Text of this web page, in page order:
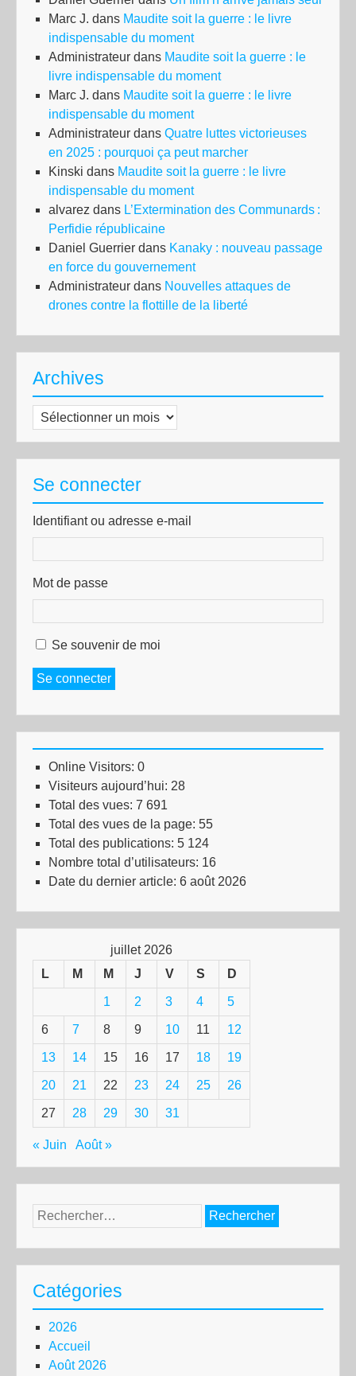
Marc J. dans Maudite soit la guerre : le livre
indispensable du moment
Administrateur dans Maudite soit la guerre : le
livre indispensable du moment
Marc J. dans Maudite soit la guerre : le livre
indispensable du moment
Administrateur dans Quatre luttes victorieuses
en 2025 : pourquoi ça peut marcher
Kinski dans Maudite soit la guerre : le livre
indispensable du moment
alvarez dans L’Extermination des Communards :
Perfidie républicaine
Daniel Guerrier dans Kanaky : nouveau passage
en force du gouvernement
Administrateur dans Nouvelles attaques de
drones contre la flottille de la liberté
Archives
Archives
Se connecter
Identifiant ou adresse e-mail
Mot de passe
Se souvenir de moi
Se connecter
Online Visitors: 0
Visiteurs aujourd’hui: 28
Total des vues: 7 691
Total des vues de la page: 55
Total des publications: 5 124
Nombre total d’utilisateurs: 16
Date du dernier article: 6 août 2026
juillet 2026
L
M M J V S D
1 2 3 4 5
6 7 8 9 10 11 12
13 14 15 16 17 18 19
20 21 22 23 24 25 26
27 28 29 30 31
« Juin Août »
Rechercher :
Catégories
2026
Accueil
Août 2026